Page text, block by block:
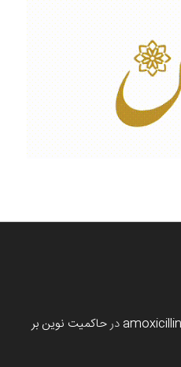
درحاکمیت نوین بر